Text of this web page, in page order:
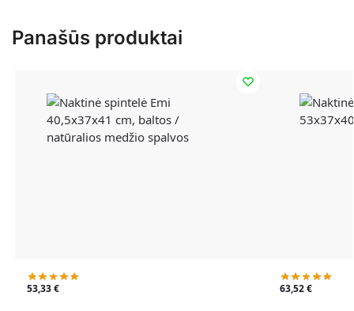
Panašūs produktai
53,33€ 63,52€